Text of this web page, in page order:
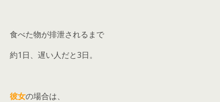
食べた物が排泄されるまで
約1日、遅い人だと3日。
彼女の場合は、